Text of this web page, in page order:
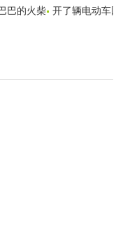
巴的火柴
开了辆电动车